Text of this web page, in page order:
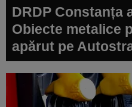
DRDP Constanța
Obiecte metalice
apărut pe